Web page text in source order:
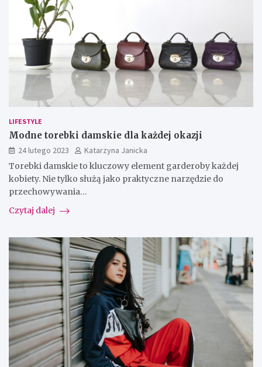
LIFESTYLE
Modne torebki damskie dla każdej okazji
24 lutego 2023
Katarzyna Janicka
Torebki damskie to kluczowy element garderoby każdej
kobiety. Nie tylko służą jako praktyczne narzędzie do
przechowywania…
Czytaj dalej